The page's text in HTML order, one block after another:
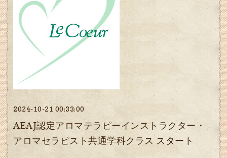
2024-10-21 00:33:00
AEAJ認定アロマテラピーインストラクター・
アロマセラピスト共通学科クラス スタート